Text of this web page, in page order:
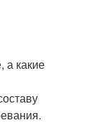
а какие